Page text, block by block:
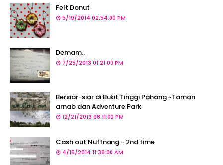
Felt Donut
5/19/2014 02:54:00 PM
Demam..
7/25/2013 01:21:00 PM
Bersiar-siar di Bukit Tinggi Pahang ~Taman
arnab dan Adventure Park
12/21/2013 08:11:00 PM
Cash out Nuffnang - 2nd time
4/15/2014 11:36:00 AM